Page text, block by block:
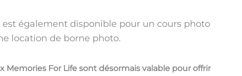
est également disponible pour un cours photo
location de borne photo.
Memories For Life sont désormais valable pour offrir